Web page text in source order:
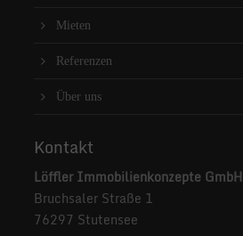
Mieten
Referenzen
Über uns
Kontakt
Löffler Immobilienkonzepte GmbH
Bruchsaler Straße 1
76297 Stutensee